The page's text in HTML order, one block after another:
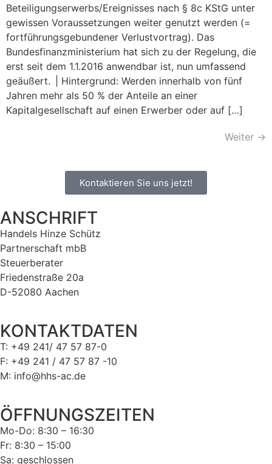
Beteiligungserwerbs/Ereignisses nach § 8c KStG unter
gewissen Voraussetzungen weiter genutzt werden (=
fortführungsgebundener Verlustvortrag). Das
Bundesfinanzministerium hat sich zu der Regelung, die
erst seit dem 1.1.2016 anwendbar ist, nun umfassend
geäußert. | Hintergrund: Werden innerhalb von fünf
Jahren mehr als 50 % der Anteile an einer
Kapitalgesellschaft auf einen Erwerber oder auf […]
Weiter →
Kontaktieren Sie uns jetzt!
ANSCHRIFT
Handels Hinze Schütz
Partnerschaft mbB
Steuerberater
Friedenstraße 20a
D-52080 Aachen
KONTAKTDATEN
T: +49 241/ 47 57 87-0
F: +49 241 / 47 57 87 -10
M: info@hhs-ac.de
ÖFFNUNGSZEITEN
Mo-Do: 8:30 – 16:30
Fr: 8:30 – 15:00
Sa: geschlossen